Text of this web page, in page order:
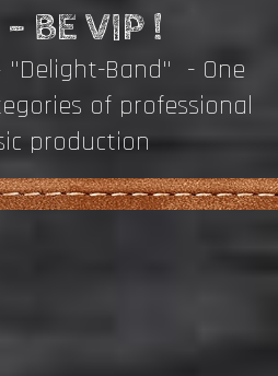
BE VIP !
Band" - One
of professional
production